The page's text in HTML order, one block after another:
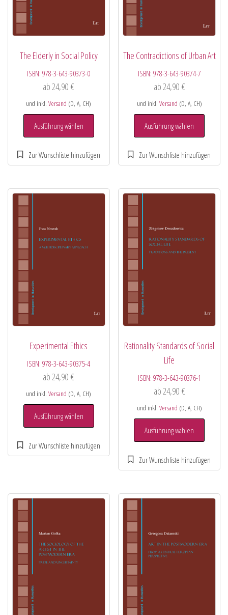
The Elderly in Social Policy
ISBN:978-3-643-90373-0
ab24,90€
und inkl.Versand (D, A, CH)
Ausführung wählen
The Contradictions of Urban Art
ISBN: 978-3-643-90374-7
ab24,90 €
und inkl. Versand (D, A, CH)
Ausführung wählen
Experimental Ethics
ISBN:978-3-643-90375-4
ab24,90€
und inkl.Versand (D, A, CH)
Ausführung wählen
Rationality Standards of Social
Life
ISBN: 978-3-643-90376-1
ab24,90 €
und inkl. Versand (D, A, CH)
Ausführung wählen